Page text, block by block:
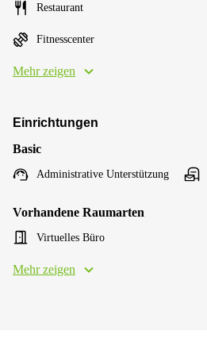
Restaurant
Fitnesscenter
Mehr zeigen
Einrichtungen
Basic
Administrative Unterstützung
Vorhandene Raumarten
Virtuelles Büro
Mehr zeigen